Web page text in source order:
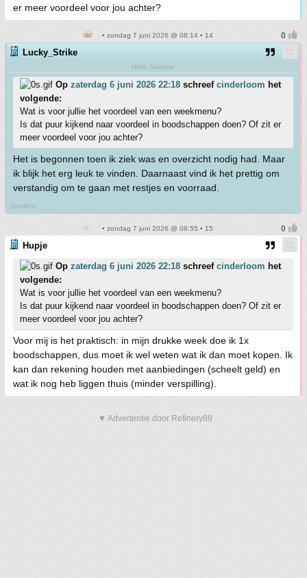
er meer voordeel voor jou achter?
• zondag 7 juni 2026 @ 08:14 • 14
Lucky_Strike
Hello Sweetie
Op zaterdag 6 juni 2026 22:18 schreef cinderloom het
volgende:
Wat is voor jullie het voordeel van een weekmenu?
Is dat puur kijkend naar voordeel in boodschappen doen? Of zit er
meer voordeel voor jou achter?
Het is begonnen toen ik ziek was en overzicht nodig had. Maar
ik blijk het erg leuk te vinden. Daarnaast vind ik het prettig om
verstandig om te gaan met restjes en voorraad.
Spoilers!
• zondag 7 juni 2026 @ 08:55 • 15
Hupje
Op zaterdag 6 juni 2026 22:18 schreef cinderloom het
volgende:
Wat is voor jullie het voordeel van een weekmenu?
Is dat puur kijkend naar voordeel in boodschappen doen? Of zit er
meer voordeel voor jou achter?
Voor mij is het praktisch: in mijn drukke week doe ik 1x
boodschappen, dus moet ik wel weten wat ik dan moet kopen. Ik
kan dan rekening houden met aanbiedingen (scheelt geld) en
wat ik nog heb liggen thuis (minder verspilling).
▼ Advertentie door Refinery89